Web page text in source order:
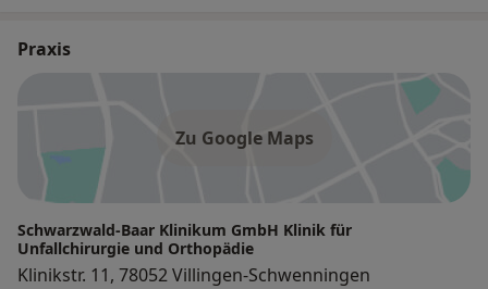
Praxis
Zu Google Maps
Schwarzwald-Baar Klinikum GmbH Klinik für
Unfallchirurgie und Orthopädie
Klinikstr. 11, 78052 Villingen-Schwenningen